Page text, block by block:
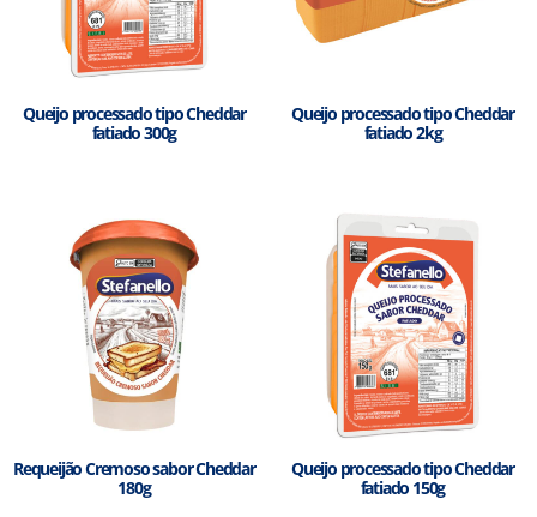
Queijo processado tipo Cheddar
fatiado 300g
Queijo processado tipo Cheddar
fatiado 2kg
Requeijão Cremoso sabor Cheddar
180g
Queijo processado tipo Cheddar
fatiado 150g